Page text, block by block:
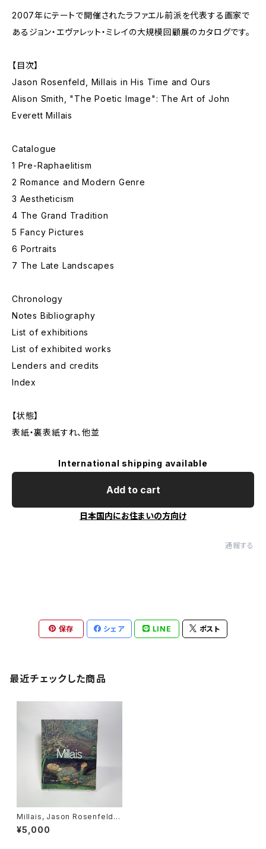
2007年にテートで開催されたラファエル前派を代表する画家で
あるジョン・エヴァレット・ミレイの大規模回顧展のカタログです。
【目次】
Jason Rosenfeld, Millais in His Time and Ours
Alison Smith, "The Poetic Image": The Art of John
Everett Millais
Catalogue
1 Pre-Raphaelitism
2 Romance and Modern Genre
3 Aestheticism
4 The Grand Tradition
5 Fancy Pictures
6 Portraits
7 The Late Landscapes
Chronology
Notes Bibliography
List of exhibitions
List of exhibited works
Lenders and credits
Index
【状態】
表紙・裏表紙すれ、他並
International shipping available
Add to cart
日本国内にお住まいの方向け
通報する
保存 シェア LINE ポスト
最近チェックした商品
Millais, Jason Rosenfeld &
Alison Smith, Tate Publishi
ng
¥5,000